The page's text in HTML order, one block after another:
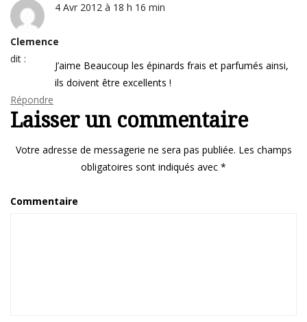
Clemence
dit :
4 Avr 2012 à 18 h 16 min
J’aime Beaucoup les épinards frais et parfumés ainsi,
ils doivent être excellents !
Répondre
Laisser un commentaire
Votre adresse de messagerie ne sera pas publiée. Les champs
obligatoires sont indiqués avec *
Commentaire